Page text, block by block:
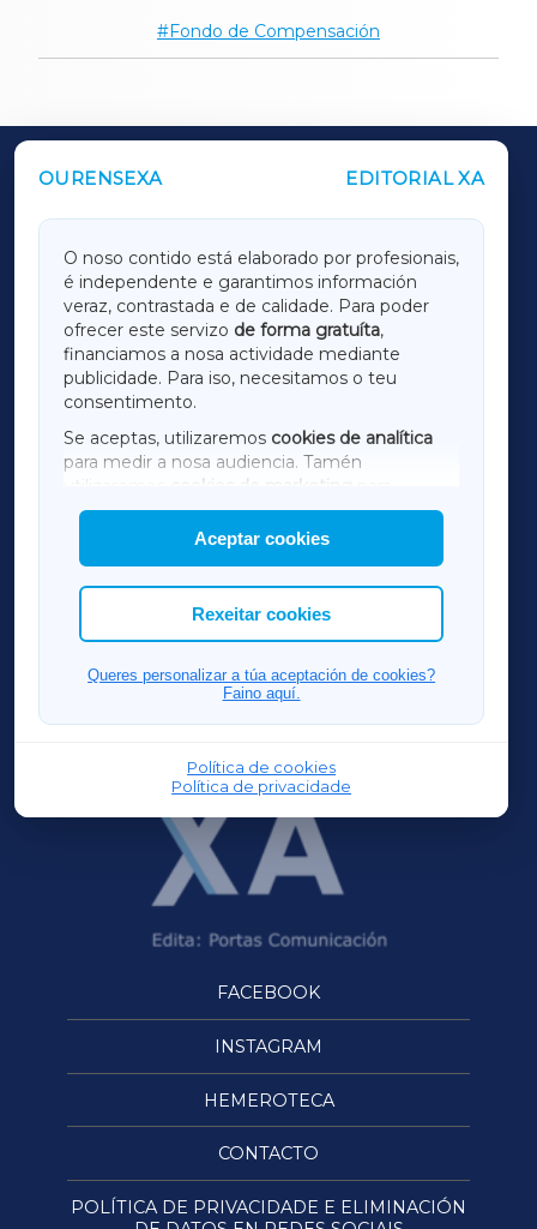
Fondo de Compensación
OURENSEXA EDITORIAL XA
O noso contido está elaborado por profesionais,
é independente e garantimos información
veraz, contrastada e de calidade. Para poder
ofrecer este servizo de forma gratuíta,
financiamos a nosa actividade mediante
publicidade. Para iso, necesitamos o teu
consentimento.
Se aceptas, utilizaremos cookies de analítica
para medir a nosa audiencia. Tamén
utilizaremos
cookies de marketing
mostrar publicidade de terceiros.
Así mesmo, podes personalizar a elección das
cookies que desexas permitir.
Aceptar cookies
Rexeitar cookies
Queres personalizar a túa aceptación de cookies?
Faino aquí.
Política de cookies
Política de privacidade
OUTROS PERIÓDICOS
LUGOXA
TERRACHAXA
AMARIÑAXA
RIBEIRASACRAXA
ACORUÑAXA
FERROLXA
OURENSEXA
FACEBOOK
INSTAGRAM
HEMEROTECA
CONTACTO
POLÍTICA DE PRIVACIDADE E ELIMINACIÓN